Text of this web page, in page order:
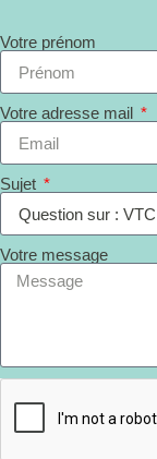
Votre prénom
Votre adresse mail
Sujet
Votre message